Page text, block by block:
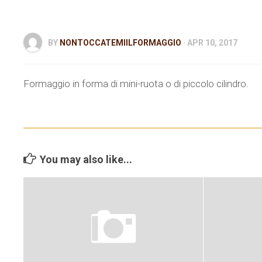
BY NONTOCCATEMIILFORMAGGIO · APR 10, 2017
Formaggio in forma di mini-ruota o di piccolo cilindro.
You may also like...